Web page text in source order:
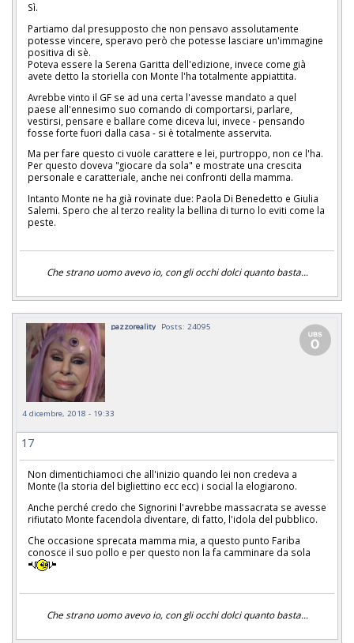
Sì.
Partiamo dal presupposto che non pensavo assolutamente
potesse vincere, speravo però che potesse lasciare un'immagine
positiva di sè.
Poteva essere la Serena Garitta dell'edizione, invece come già
avete detto la storiella con Monte l'ha totalmente appiattita.
Avrebbe vinto il GF se ad una certa l'avesse mandato a quel
paese all'ennesimo suo comando di comportarsi, parlare,
vestirsi, pensare e ballare come diceva lui, invece - pensando
fosse forte fuori dalla casa - si è totalmente asservita.
Ma per fare questo ci vuole carattere e lei, purtroppo, non ce l'ha.
Per questo doveva "giocare da sola" e mostrate una crescita
personale e caratteriale, anche nei confronti della mamma.
Intanto Monte ne ha già rovinate due: Paola Di Benedetto e Giulia
Salemi. Spero che al terzo reality la bellina di turno lo eviti come la
peste.
Che strano uomo avevo io, con gli occhi dolci quanto basta...
pazzoreality Posts: 24095
4 dicembre, 2018 - 19:33
17
Non dimentichiamoci che all'inizio quando lei non credeva a
Monte (la storia del bigliettino ecc ecc) i social la elogiarono.
Anche perché credo che Signorini l'avrebbe massacrata se avesse
rifiutato Monte facendola diventare, di fatto, l'idola del pubblico.
Che occasione sprecata mamma mia, a questo punto Fariba
conosce il suo pollo e per questo non la fa camminare da sola
Che strano uomo avevo io, con gli occhi dolci quanto basta...